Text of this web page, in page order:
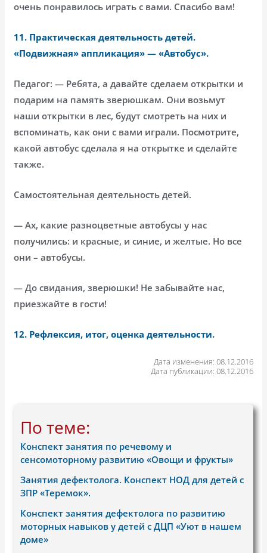
очень понравилось играть с вами. Спасибо вам!
11. Практическая деятельность детей.
«Подвижная» аппликация» — «Автобус».
Педагог: — Ребята, а давайте сделаем открытки и
подарим на память зверюшкам. Они возьмут
наши открытки в лес, будут смотреть на них и
вспоминать, как они с вами играли. Посмотрите,
какой автобус сделала я на открытке и сделайте
также.
Самостоятельная деятельность детей.
— Ах, какие разноцветные автобусы у нас
получились: и красные, и синие, и желтые. Но все
они – автобусы.
— До свидания, зверюшки! Не забывайте нас,
приезжайте в гости!
12. Рефлексия, итог, оценка деятельности.
Дата изменения: 08.12.2016
Дата публикации: 08.12.2016
По теме:
Конспект занятия по речевому и
сенсомоторному развитию «Овощи и фрукты»
Занятия дефектолога. Конспект НОД для детей с
ЗПР «Теремок».
Конспект занятия дефектолога по развитию
моторных навыков у детей с ДЦП «Уют в нашем
доме»